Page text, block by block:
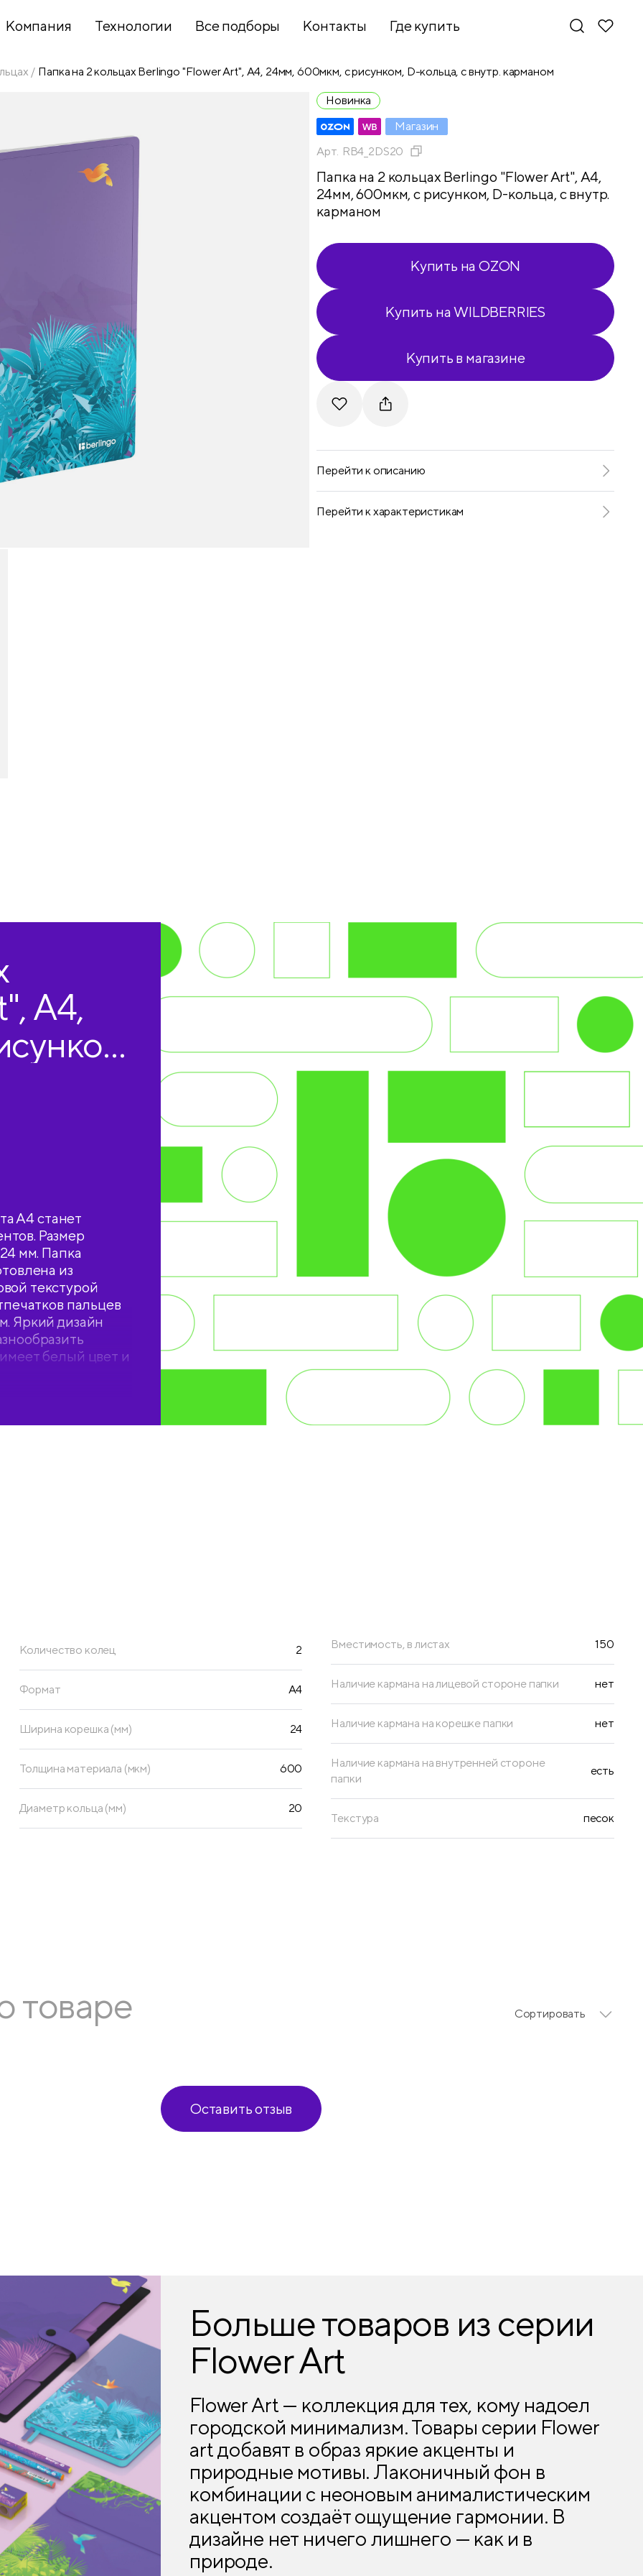
Презентационное
оборудование
Бумажная
продукция
Новинки
Компания Технологии Все подборы Контакты Где купить
Папка на 2 кольцах Berlingo "Flower Art", А4, 24мм, 600мкм, с рисунком, D-кольца, с внутр. карманом
Новинка
Магазин
Арт. RB4_2DS20
Папка на 2 кольцах Berlingo "Flower Art", А4,
24мм, 600мкм, с рисунком, D-кольца, с внутр.
карманом
Купить на OZON
Купить на WILDBERRIES
Купить в магазине
Telegram
VKontakte
Перейти к описанию
Перейти к характеристикам
А4,
А4 станет
Размер
мм. Папка
из
текстурой
пальцев
Яркий дизайн
белый цвет и
флешек и
помогает удобно
есть;
Количество колец 2
Формат А4
Ширина корешка (мм) 24
Толщина материала (мкм) 600
Диаметр кольца (мм) 20
Вместимость, в листах 150
Наличие кармана на лицевой стороне папки нет
Наличие кармана на корешке папки нет
Наличие кармана на внутренней стороне
папки
есть
Текстура песок
товаре Сортировать
Оставить отзыв
Больше товаров из серии
Flower Art
Flower Art — коллекция для тех, кому надоел
городской минимализм. Товары серии Flower
art добавят в образ яркие акценты и
природные мотивы. Лаконичный фон в
комбинации с неоновым анималистическим
акцентом создаёт ощущение гармонии. В
дизайне нет ничего лишнего — как и в
природе.